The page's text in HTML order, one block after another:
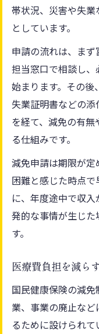
帯状況、災害や失
としています。
申請の流れは、ま
担当窓口で相談し
始まります。その
失業証明書などの
を経て、減免の有
る仕組みです。
減免申請は期限が
困難と感じた時点
に、年度途中で収
発的な事情が生じ
す。
医療費負担を減ら
国民健康保険の減
業、事業の廃止な
るために設けられ